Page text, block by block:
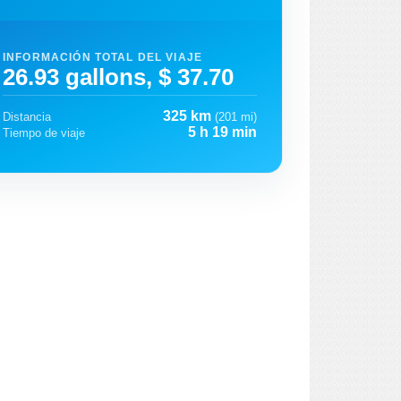
INFORMACIÓN TOTAL DEL VIAJE
26.93 gallons, $ 37.70
Distancia 325 km (201 mi)
Tiempo de viaje
5 h 19 min